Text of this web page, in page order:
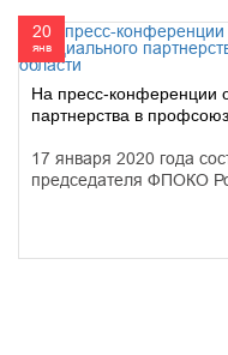
20
янв
На пресс-конференции
партнерства в
17 января 2020 года
председателя ФПОКО